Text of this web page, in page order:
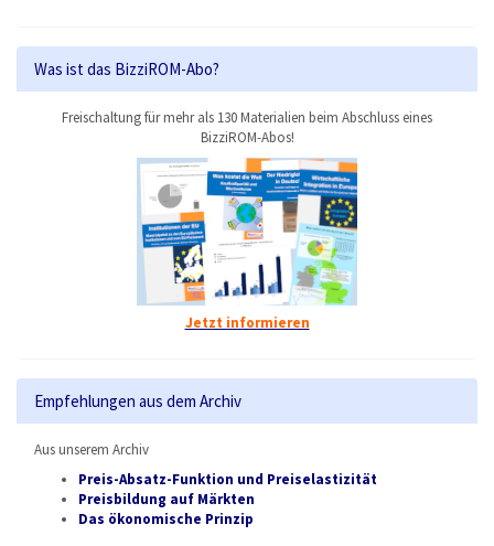
Was ist das BizziROM-Abo?
Freischaltung für mehr als 130 Materialien beim Abschluss eines
BizziROM-Abos!
Jetzt informieren
Empfehlungen aus dem Archiv
Aus unserem Archiv
Preis-Absatz-Funktion und Preiselastizität
Preisbildung auf Märkten
Das ökonomische Prinzip